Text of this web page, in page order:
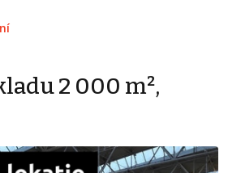
2 000 m²,